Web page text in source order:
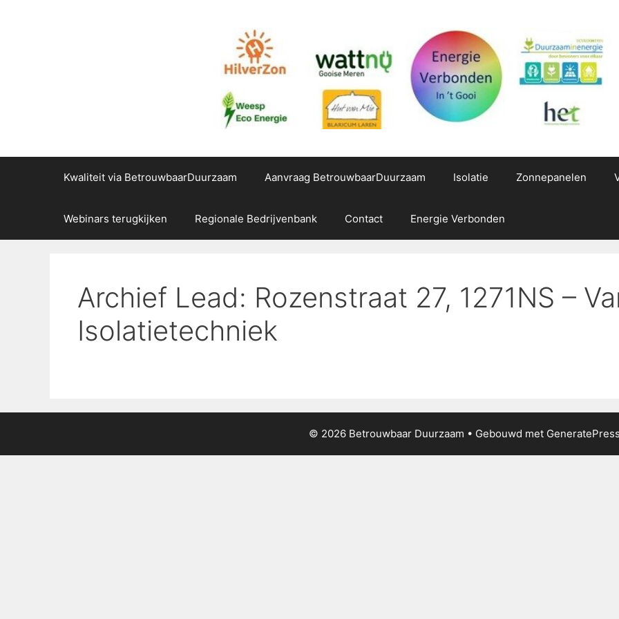
Kwaliteit via BetrouwbaarDuurzaam Aanvraag BetrouwbaarDuurzaam Isolatie Zonnepanelen
Webinars terugkijken Regionale Bedrijvenbank Contact Energie Verbonden
Archief Lead: Rozenstraat 27, 1271NS –
Isolatietechniek
© 2026 Betrouwbaar Duurzaam • Gebouwd met